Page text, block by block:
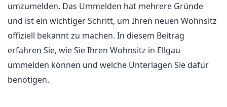
umzumelden. Das Ummelden hat mehrere Gründe
und ist ein wichtiger Schritt, um Ihren neuen Wohnsitz
offiziell bekannt zu machen. In diesem Beitrag
erfahren Sie, wie Sie Ihren Wohnsitz in Ellgau
ummelden können und welche Unterlagen Sie dafür
benötigen.